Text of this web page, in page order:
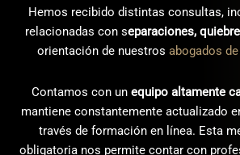
Hemos recibido distintas consultas,
relacionadas con separaciones,
orientación de nuestros abogados
Contamos con un equipo altamente
mantiene constantemente actualizado
través de formación en línea. Esta
obligatoria nos permite contar con